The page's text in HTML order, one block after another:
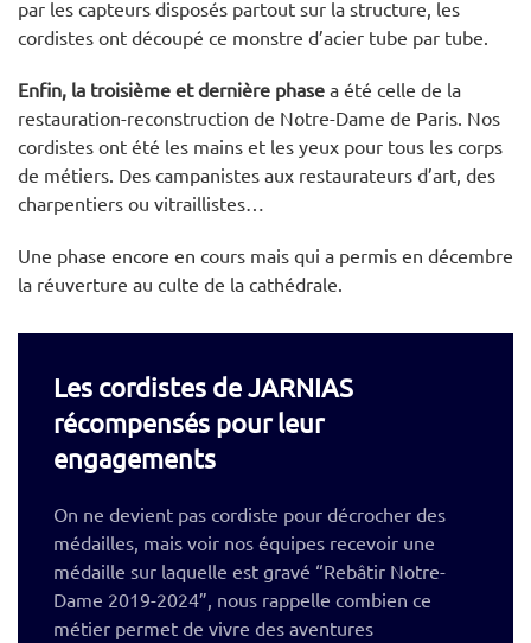
par les capteurs disposés partout sur la structure, les
cordistes ont découpé ce monstre d’acier tube par tube.
Enfin, la troisième et dernière phase a été celle de la
restauration-reconstruction de Notre-Dame de Paris. Nos
cordistes ont été les mains et les yeux pour tous les corps
de métiers. Des campanistes aux restaurateurs d’art, des
charpentiers ou vitraillistes…
Une phase encore en cours mais qui a permis en décembre
la réuverture au culte de la cathédrale.
Les cordistes de JARNIAS
récompensés pour leur
engagements
On ne devient pas cordiste pour décrocher des
médailles, mais voir nos équipes recevoir une
médaille sur laquelle est gravé “Rebâtir Notre-
Dame 2019-2024”, nous rappelle combien ce
métier permet de vivre des aventures